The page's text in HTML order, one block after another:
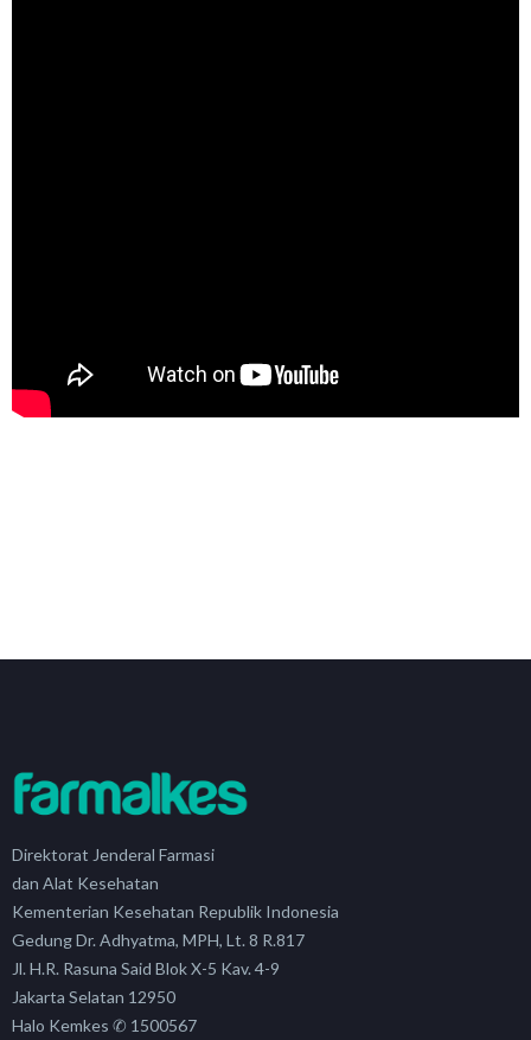
Direktorat Jenderal Farmasi
dan Alat Kesehatan
Kementerian Kesehatan Republik Indonesia
Gedung Dr. Adhyatma, MPH, Lt. 8 R.817
Jl. H.R. Rasuna Said Blok X-5 Kav. 4-9
Jakarta Selatan 12950
Halo Kemkes ✆ 1500567